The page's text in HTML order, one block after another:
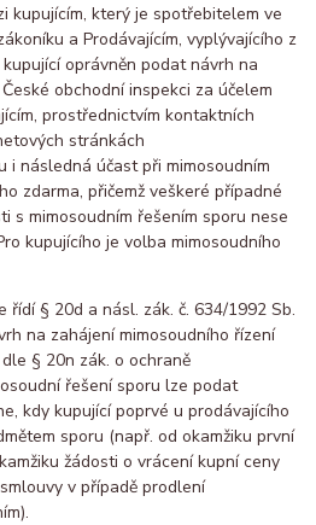
kupujícím, který je spotřebitelem ve
a Prodávajícím, vyplývajícího z
oprávněn podat návrh na
obchodní inspekci za účelem
prostřednictvím kontaktních
stránkách
i následná účast při mimosoudním
zdarma, přičemž veškeré případné
s mimosoudním řešením sporu nese
kupujícího je volba mimosoudního
řídí § 20d a násl. zák. č. 634/1992 Sb.
na zahájení mimosoudního řízení
§ 20n zák. o ochraně
řešení sporu lze podat
kdy kupující poprvé u prodávajícího
sporu (např. od okamžiku první
žádosti o vrácení kupní ceny
v případě prodlení